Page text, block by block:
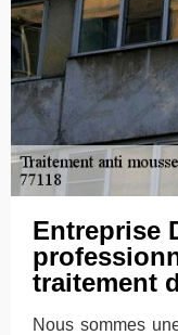
Entreprise
traitement
Nous sommes